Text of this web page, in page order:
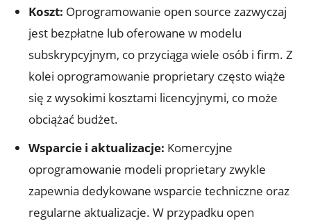
Koszt: Oprogramowanie open source zazwyczaj
jest bezpłatne lub oferowane w modelu
subskrypcyjnym, co przyciąga wiele osób i firm. Z
kolei oprogramowanie proprietary często wiąże
się z wysokimi kosztami licencyjnymi, co może
obciążać budżet.
Wsparcie i aktualizacje: Komercyjne
oprogramowanie modeli proprietary zwykle
zapewnia dedykowane wsparcie techniczne oraz
regularne aktualizacje. W przypadku open